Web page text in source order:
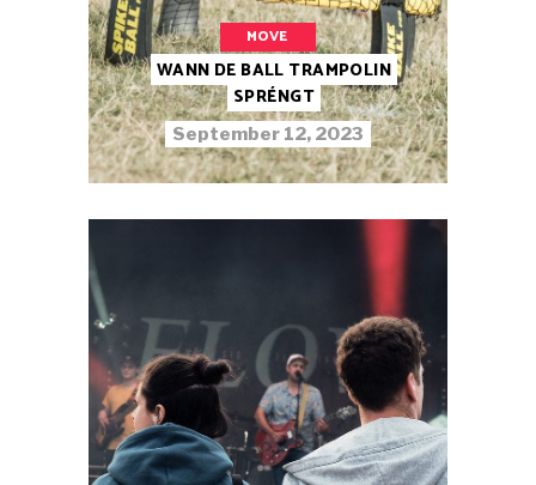
MOVE
WANN DE BALL TRAMPOLIN
SPRÉNGT
September 12, 2023